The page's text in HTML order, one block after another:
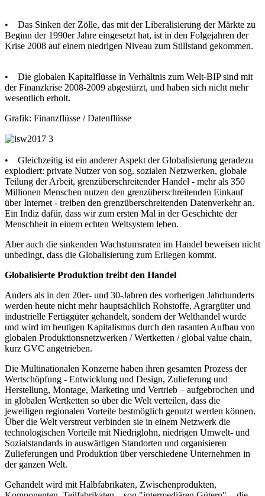
• Das Sinken der Zölle, das mit der Liberalisierung der Märkte zu
Beginn der 1990er Jahre eingesetzt hat, ist in den Folgejahren der
Krise 2008 auf einem niedrigen Niveau zum Stillstand gekommen.
• Die globalen Kapitalflüsse in Verhältnis zum Welt-BIP sind mit
der Finanzkrise 2008-2009 abgestürzt, und haben sich nicht mehr
wesentlich erholt.
Grafik: Finanzflüsse / Datenflüsse
• Gleichzeitig ist ein anderer Aspekt der Globalisierung geradezu
explodiert: private Nutzer von sog. sozialen Netzwerken, globale
Teilung der Arbeit, grenzüberschreitender Handel - mehr als 350
Millionen Menschen nutzen den grenzüberschreitenden Einkauf
über Internet - treiben den grenzüberschreitenden Datenverkehr an.
Ein Indiz dafür, dass wir zum ersten Mal in der Geschichte der
Menschheit in einem echten Weltsystem leben.
Aber auch die sinkenden Wachstumsraten im Handel beweisen nicht
unbedingt, dass die Globalisierung zum Erliegen kommt.
Globalisierte Produktion treibt den Handel
Anders als in den 20er- und 30-Jahren des vorherigen Jahrhunderts
werden heute nicht mehr hauptsächlich Rohstoffe, Agrargüter und
industrielle Fertiggüter gehandelt, sondern der Welthandel wurde
und wird im heutigen Kapitalismus durch den rasanten Aufbau von
globalen Produktionsnetzwerken / Wertketten / global value chain,
kurz GVC angetrieben.
Die Multinationalen Konzerne haben ihren gesamten Prozess der
Wertschöpfung - Entwicklung und Design, Zulieferung und
Herstellung, Montage, Marketing und Vertrieb – aufgebrochen und
in globalen Wertketten so über die Welt verteilen, dass die
jeweiligen regionalen Vorteile bestmöglich genutzt werden können.
Über die Welt verstreut verbinden sie in einem Netzwerk die
technologischen Vorteile mit Niedriglohn, niedrigen Umwelt- und
Sozialstandards in auswärtigen Standorten und organisieren
Zulieferungen und Produktion über verschiedene Unternehmen in
der ganzen Welt.
Gehandelt wird mit Halbfabrikaten, Zwischenprodukten,